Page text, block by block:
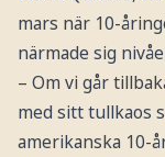
mars när 10-
närmade sig
– Om vi går
med sitt tullkaos
amerikanska 10-